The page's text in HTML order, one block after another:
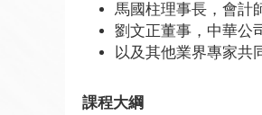
馬國柱理事長，會計
劉文正董事，中華公
以及其他業界專家共
課程大綱